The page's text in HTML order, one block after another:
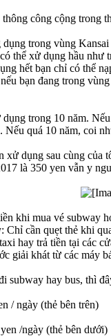
công cộng trong
trong vùng
thể xử dụng hầu
hết bạn chỉ có thể
bạn đang trong
trong 10 năm.
Nếu quá 10 năm, coi
xử dụng sau cùng
là 350 yen vẫn y
khi mua vé subway
Chỉ cần quẹt thẻ khi
hay trả tiền tại các
giải khát từ các máy
subway hay bus, thì
/ ngày (thẻ bên trên)
/ngày (thẻ bên dưới)